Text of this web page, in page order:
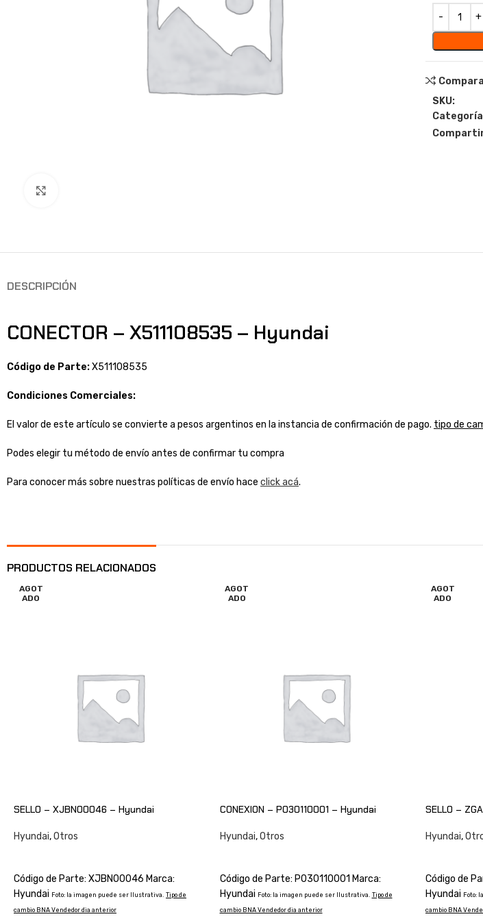
SKU:
DESCRIPCIÓN
CONECTOR – X511108535 – Hyundai
Código de Parte:X511108535
Condiciones Comerciales:
El valor de este artículo se convierte a pesos argentinos en la instancia de confirmación de pago. tipo de
Podes elegir tu método de envío antes de confirmar tu compra
Para conocer más sobre nuestras políticas de envío hace click acá.
PRODUCTOS RELACIONADOS
AGOT
ADO
SELLO – XJBN00046 – Hyundai
Hyundai,Otros
Código de Parte: XJBN00046 Marca:
Hyundai Foto: la imagen puede ser Ilustrativa. Tipo de
cambio BNA Vendedor dia anterior
AGOT
ADO
CONEXION – P030110001 – Hyundai
Hyundai, Otros
Código de Parte: P030110001 Marca:
Hyundai Foto: la imagen puede ser Ilustrativa. Tipo de
cambio BNA Vendedor dia anterior
AGOT
ADO
SELLO –
Hyundai,
Código de
Hyundai Foto:
cambio BNA